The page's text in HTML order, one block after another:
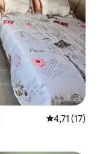
4,71 (17)